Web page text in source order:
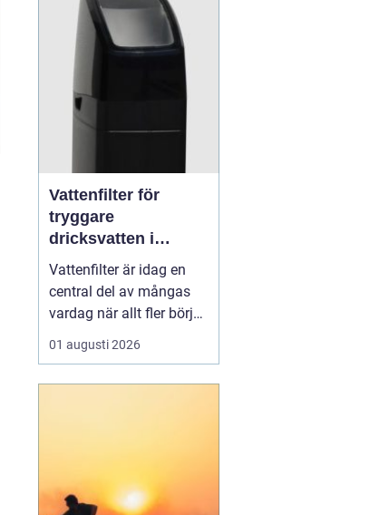
En av de mest effektiva
och este...
Vattenfilter för
tryggare
dricksvatten i
vardagen
Vattenfilter är idag en
central del av mångas
vardag när allt fler börjar
fundera på kvaliteten på
vattnet som kommer ur
hårt vat...
01 augusti 2026